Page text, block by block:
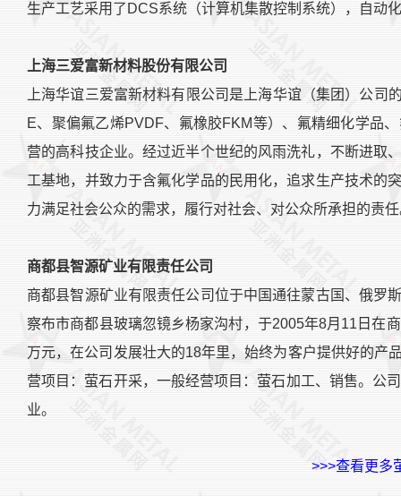
生产工艺采用了DCS系统（计算机集散控制系统），自动
上海三爱富新材料股份有限公司
上海华谊三爱富新材料有限公司是上海华谊（集团）公
E、聚偏氟乙烯PVDF、氟橡胶FKM等）、氟精细化学品
营的高科技企业。经过近半个世纪的风雨洗礼，不断进取
工基地，并致力于含氟化学品的民用化，追求生产技术的
力满足社会公众的需求，履行对社会、对公众所承担的责
商都县智源矿业有限责任公司
商都县智源矿业有限责任公司位于中国通往蒙古国、俄罗
察布市商都县玻璃忽镜乡杨家沟村，于2005年8月11日在
万元，在公司发展壮大的18年里，始终为客户提供好的产
营项目：萤石开采，一般经营项目：萤石加工、销售。公
业。
>>>查看更多